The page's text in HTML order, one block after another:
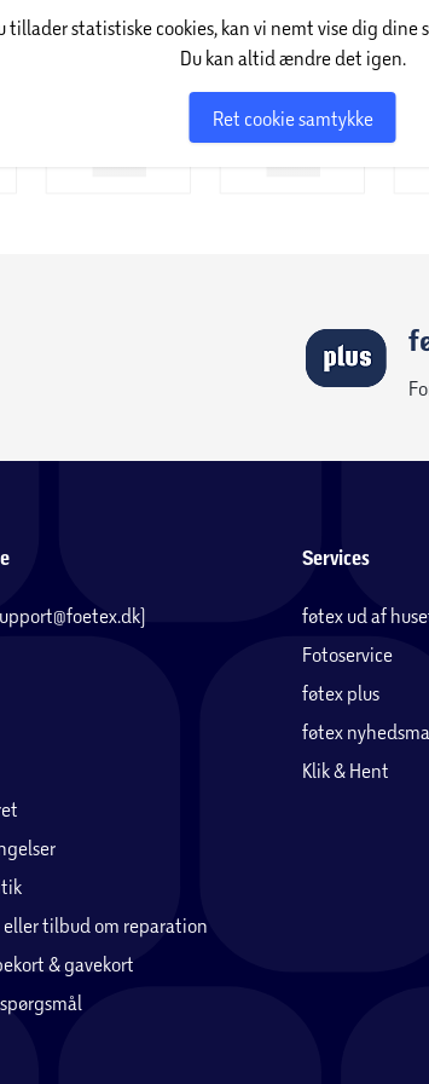
tillader statistiske cookies, kan vi nemt vise dig dine
Du kan altid ændre det igen.
Ret cookie samtykke
eller tilbud om reparation
& gavekort
Services
føtex ud af
Fotoservice
føtex plus
føtex
Klik & Hent